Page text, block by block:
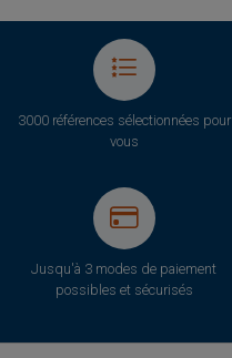
3000 références sélectionnées pour
vous
Jusqu'à 3 modes de paiement
possibles et sécurisés